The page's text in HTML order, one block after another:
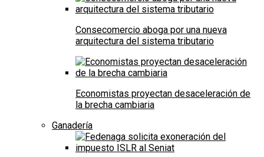
Consecomercio aboga por una nueva
arquitectura del sistema tributario
Economistas proyectan desaceleración de
la brecha cambiaria
Ganadería